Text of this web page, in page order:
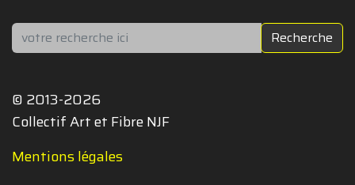
Rechercher Recherche
© 2013-2026
Collectif Art et Fibre NJF
Mentions légales